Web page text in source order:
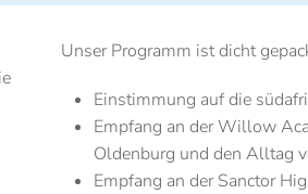
Unser Programm ist dicht
Einstimmung auf die
Empfang an der Willow
Oldenburg und den Alltag
Empfang an der Sanctor